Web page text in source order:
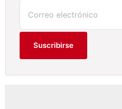
Suscribirse